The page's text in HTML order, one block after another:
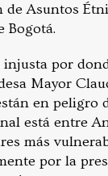
de Asuntos
Bogotá.
injusta por
Mayor
en peligro
está entre
más
por la